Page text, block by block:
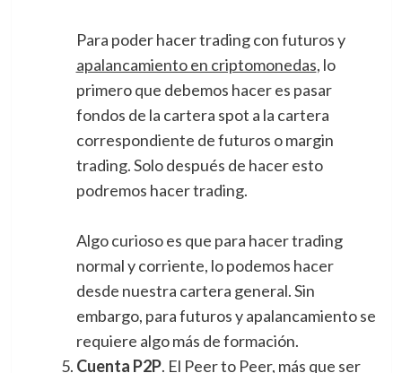
Para poder hacer trading con futuros y
apalancamiento en criptomonedas, lo
primero que debemos hacer es pasar
fondos de la cartera spot a la cartera
correspondiente de futuros o margin
trading. Solo después de hacer esto
podremos hacer trading.
Algo curioso es que para hacer trading
normal y corriente, lo podemos hacer
desde nuestra cartera general. Sin
embargo, para futuros y apalancamiento se
requiere algo más de formación.
Cuenta P2P. El Peer to Peer, más que ser